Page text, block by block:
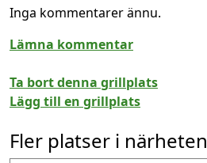
Inga kommentarer ännu.
Lämna kommentar
Ta bort denna grillplats
Lägg till en grillplats
Fler platser i närheten